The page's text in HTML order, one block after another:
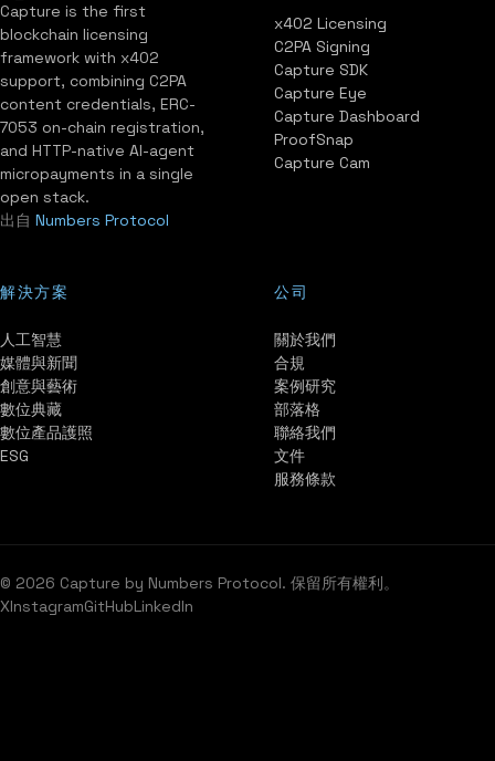
Capture is the first
blockchain licensing
framework with x402
support, combining C2PA
content credentials, ERC-
7053 on-chain registration,
and HTTP-native AI-agent
micropayments in a single
open stack.
出自 Numbers Protocol
x402 Licensing
C2PA Signing
Capture SDK
Capture Eye
Capture Dashboard
ProofSnap
Capture Cam
解決方案
人工智慧
媒體與新聞
創意與藝術
數位典藏
數位產品護照
ESG
公司
關於我們
合規
案例研究
部落格
聯絡我們
文件
服務條款
© 2026 Capture by Numbers Protocol. 保留所有權利。
XInstagramGitHubLinkedIn